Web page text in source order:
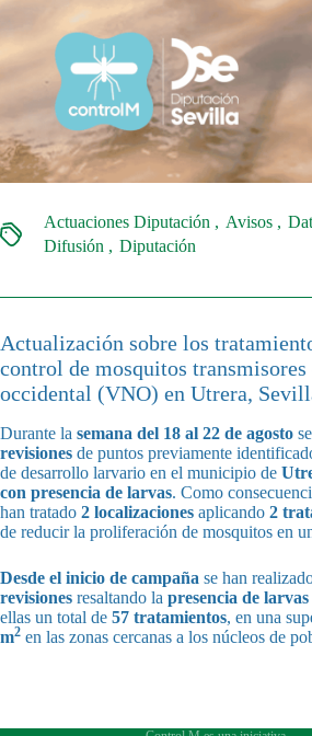
Actuaciones Diputación Avisos
Difusión
Diputación
Actualización sobre los
control de mosquitos
occidental (VNO) en Utrera,
Durante la semana del 18 al 22 de agosto
revisiones de puntos previamente
de desarrollo larvario en el municipio de
con presencia de larvas. Como
han tratado 2 localizaciones aplicando 2
de reducir la proliferación de mosquitos en
Desde el inicio de campaña se han
revisiones resaltando la presencia de larvas
ellas un total de 57 tratamientos, en una
m2 en las zonas cercanas a los núcleos de